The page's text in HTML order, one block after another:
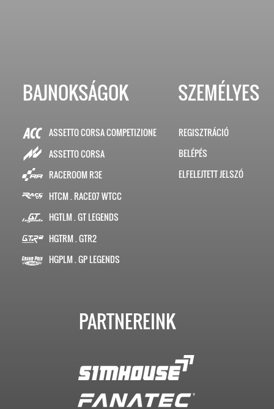
BAJNOKSÁGOK
ASSETTO CORSA COMPETIZIONE
ASSETTO CORSA
RACEROOM R3E
HTCM . RACE07 WTCC
HGTLM . GT LEGENDS
HGTRM . GTR2
HGPLM . GP LEGENDS
SZEMÉLYES
REGISZTRÁCIÓ
BELÉPÉS
ELFELEJTETT JELSZÓ
PARTNEREINK